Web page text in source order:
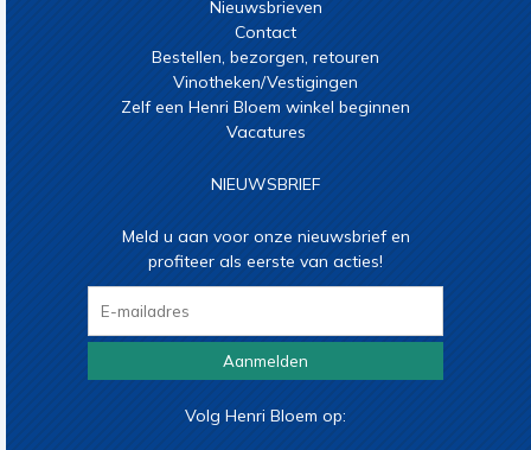
Nieuwsbrieven
Contact
Bestellen, bezorgen, retouren
Vinotheken/Vestigingen
Zelf een Henri Bloem winkel beginnen
Vacatures
NIEUWSBRIEF
Meld u aan voor onze nieuwsbrief en
profiteer als eerste van acties!
Aanmelden
Volg Henri Bloem op: